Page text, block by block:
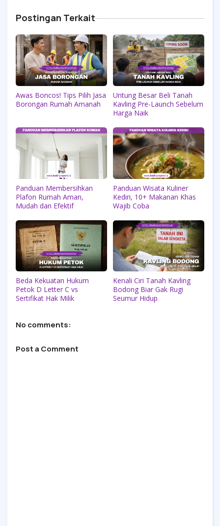
Postingan Terkait
Awas Boncos! Tips Pilih Jasa
Borongan Rumah Amanah
Untung Besar Beli Tanah
Kavling Pre-Launch Sebelum
Harga Naik
Panduan Membersihkan
Plafon Rumah Aman,
Mudah dan Efektif
Panduan Wisata Kuliner
Kediri, 10+ Makanan Khas
Wajib Coba
Beda Kekuatan Hukum
Petok D Letter C vs
Sertifikat Hak Milik
Kenali Ciri Tanah Kavling
Bodong Biar Gak Rugi
Seumur Hidup
No comments:
Post a Comment